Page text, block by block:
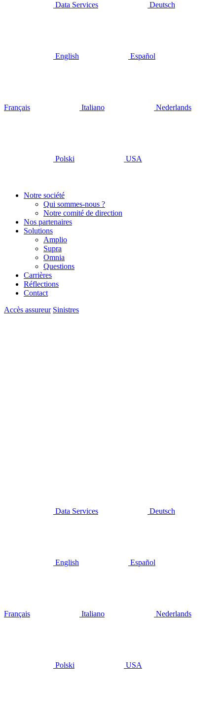
Data Services Deutsch
English Español
Français Italiano Nederlands
Polski USA
Notre société
Qui sommes-nous ?
Notre comité de direction
Nos partenaires
Solutions
Amplio
Supra
Omnia
Questions
Carrières
Réflections
Contact
Accès assureur Sinistres
Data Services Deutsch
English Español
Français Italiano Nederlands
Polski
USA